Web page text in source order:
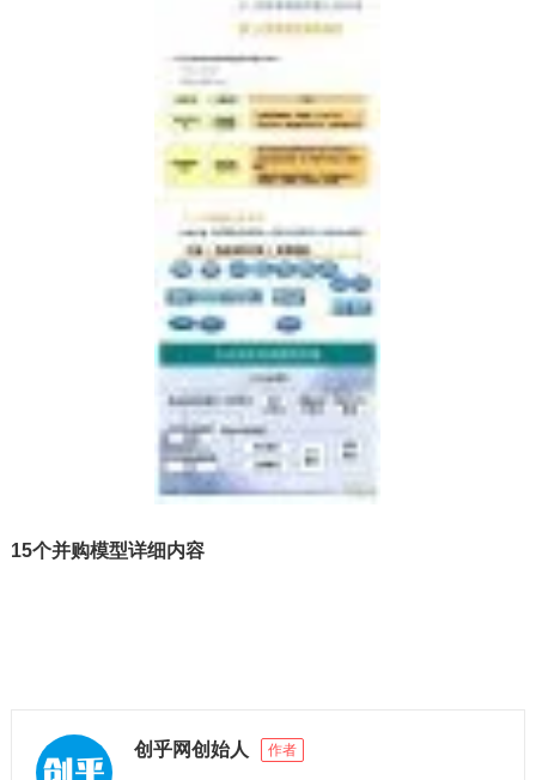
15个并购模型详细内容
创乎网创始人 作者